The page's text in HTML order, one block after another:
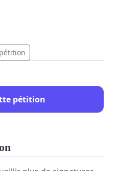
pénaliserait non
aussi des milliers
d’être examinés avec
pétition